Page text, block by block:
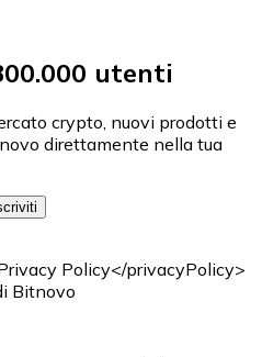
utenti
crypto, nuovi prodotti e
direttamente nella tua
Policy</privacyPolicy>
Bitnovo